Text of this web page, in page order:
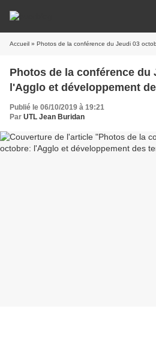
Accueil » Photos de la conférence du Jeudi 03 octobre:
Photos de la conférence du
l'Agglo et développement
Publié le 06/10/2019 à 19:21
Par UTL Jean Buridan